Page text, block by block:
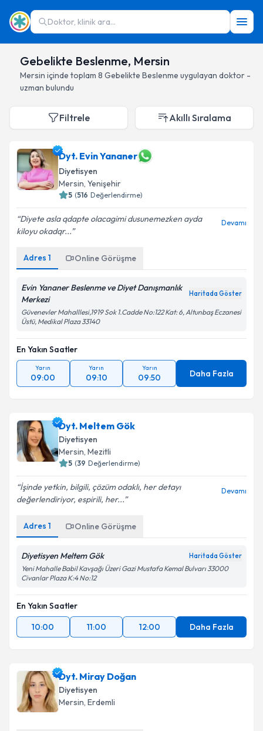
Doktor, klinik ara...
Gebelikte Beslenme, Mersin
Mersin içinde toplam 8 Gebelikte Beslenme uygulayan doktor -
uzman bulundu
Filtrele Akıllı Sıralama
Dyt. Evin Yananer
Diyetisyen
Mersin, Yenişehir
5 (516 Değerlendirme)
Diyete asla qdapte olacagimi dusunemezken ayda
kiloyu okadqr...
Devamı
Adres 1 Online Görüşme
Evin Yananer Beslenme ve Diyet Danışmanlık
Merkezi
Haritada Göster
Güvenevler Mahalllesi,1919 Sok 1.Cadde No:122 Kat: 6, Altunbaş Eczanesi
Üstü, Medikal Plaza 33140
En Yakın Saatler
Yarın
09:00
Yarın
09:10
Yarın
09:50 Daha Fazla
Dyt. Meltem Gök
Diyetisyen
Mersin, Mezitli
5 (39 Değerlendirme)
İşinde yetkin, bilgili, çözüm odaklı, her detayı
değerlendiriyor, espirili, her...
Devamı
Adres 1 Online Görüşme
Diyetisyen Meltem Gök Haritada Göster
Yeni Mahalle Babil Kavşağı Üzeri Gazi Mustafa Kemal Bulvarı 33000
Civanlar Plaza K:4 No:12
En Yakın Saatler
10:00
11:00 12:00 Daha Fazla
Dyt. Miray Doğan
Diyetisyen
Mersin, Erdemli